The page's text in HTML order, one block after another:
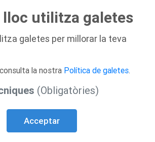
utilitza galetes
galetes per millorar la teva
la nostra Política de galetes.
(Obligatòries)
Acceptar